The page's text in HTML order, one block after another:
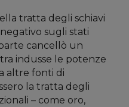
tratta degli schiavi
sugli stati
cancellò un
indusse le potenze
altre fonti di
la tratta degli
– come oro,